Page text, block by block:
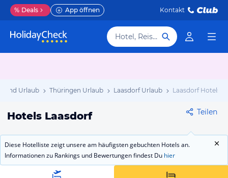
% Deals App öffnen Kontakt
Hotel, Reiseziel
Urlaub Thüringen Urlaub Laasdorf Urlaub Laasdorf Hotels
Hotels Laasdorf Teilen
Diese Hotelliste zeigt unsere am häufigsten gebuchten Hotels an.
Informationen zu Rankings und Bewertungen findest Du hier